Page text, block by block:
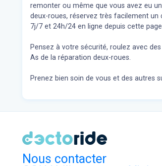
remonter ou même que vous avez eu
deux-roues, réservez très facilement un
7j/7 et 24h/24 en ligne depuis cette
Pensez à votre sécurité, roulez avec
As de la réparation deux-roues.
Prenez bien soin de vous et des autres
Nous contacter